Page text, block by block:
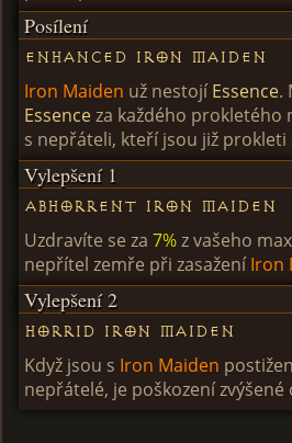
Posílení
Enhanced Iron Maiden
Iron Maiden už nestojíEssence.
Essenceza každého prokletého
s nepřáteli, kteří jsou již prokleti
Vylepšení 1
Abhorrent Iron Maiden
Uzdravíte se za 7%z vašeho
nepřítel zemře při zasaženíIron
Vylepšení 2
Horrid Iron Maiden
Když jsou s Iron Maiden
nepřátelé, je poškození zvýšené